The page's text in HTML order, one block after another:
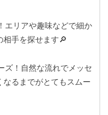
エリアや趣味などで細か
相手を探せます🔎
ズ！自然な流れでメッセ
るまでがとてもスムー